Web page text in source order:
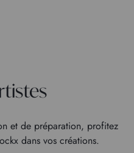
et de préparation, profitez
dans vos créations.